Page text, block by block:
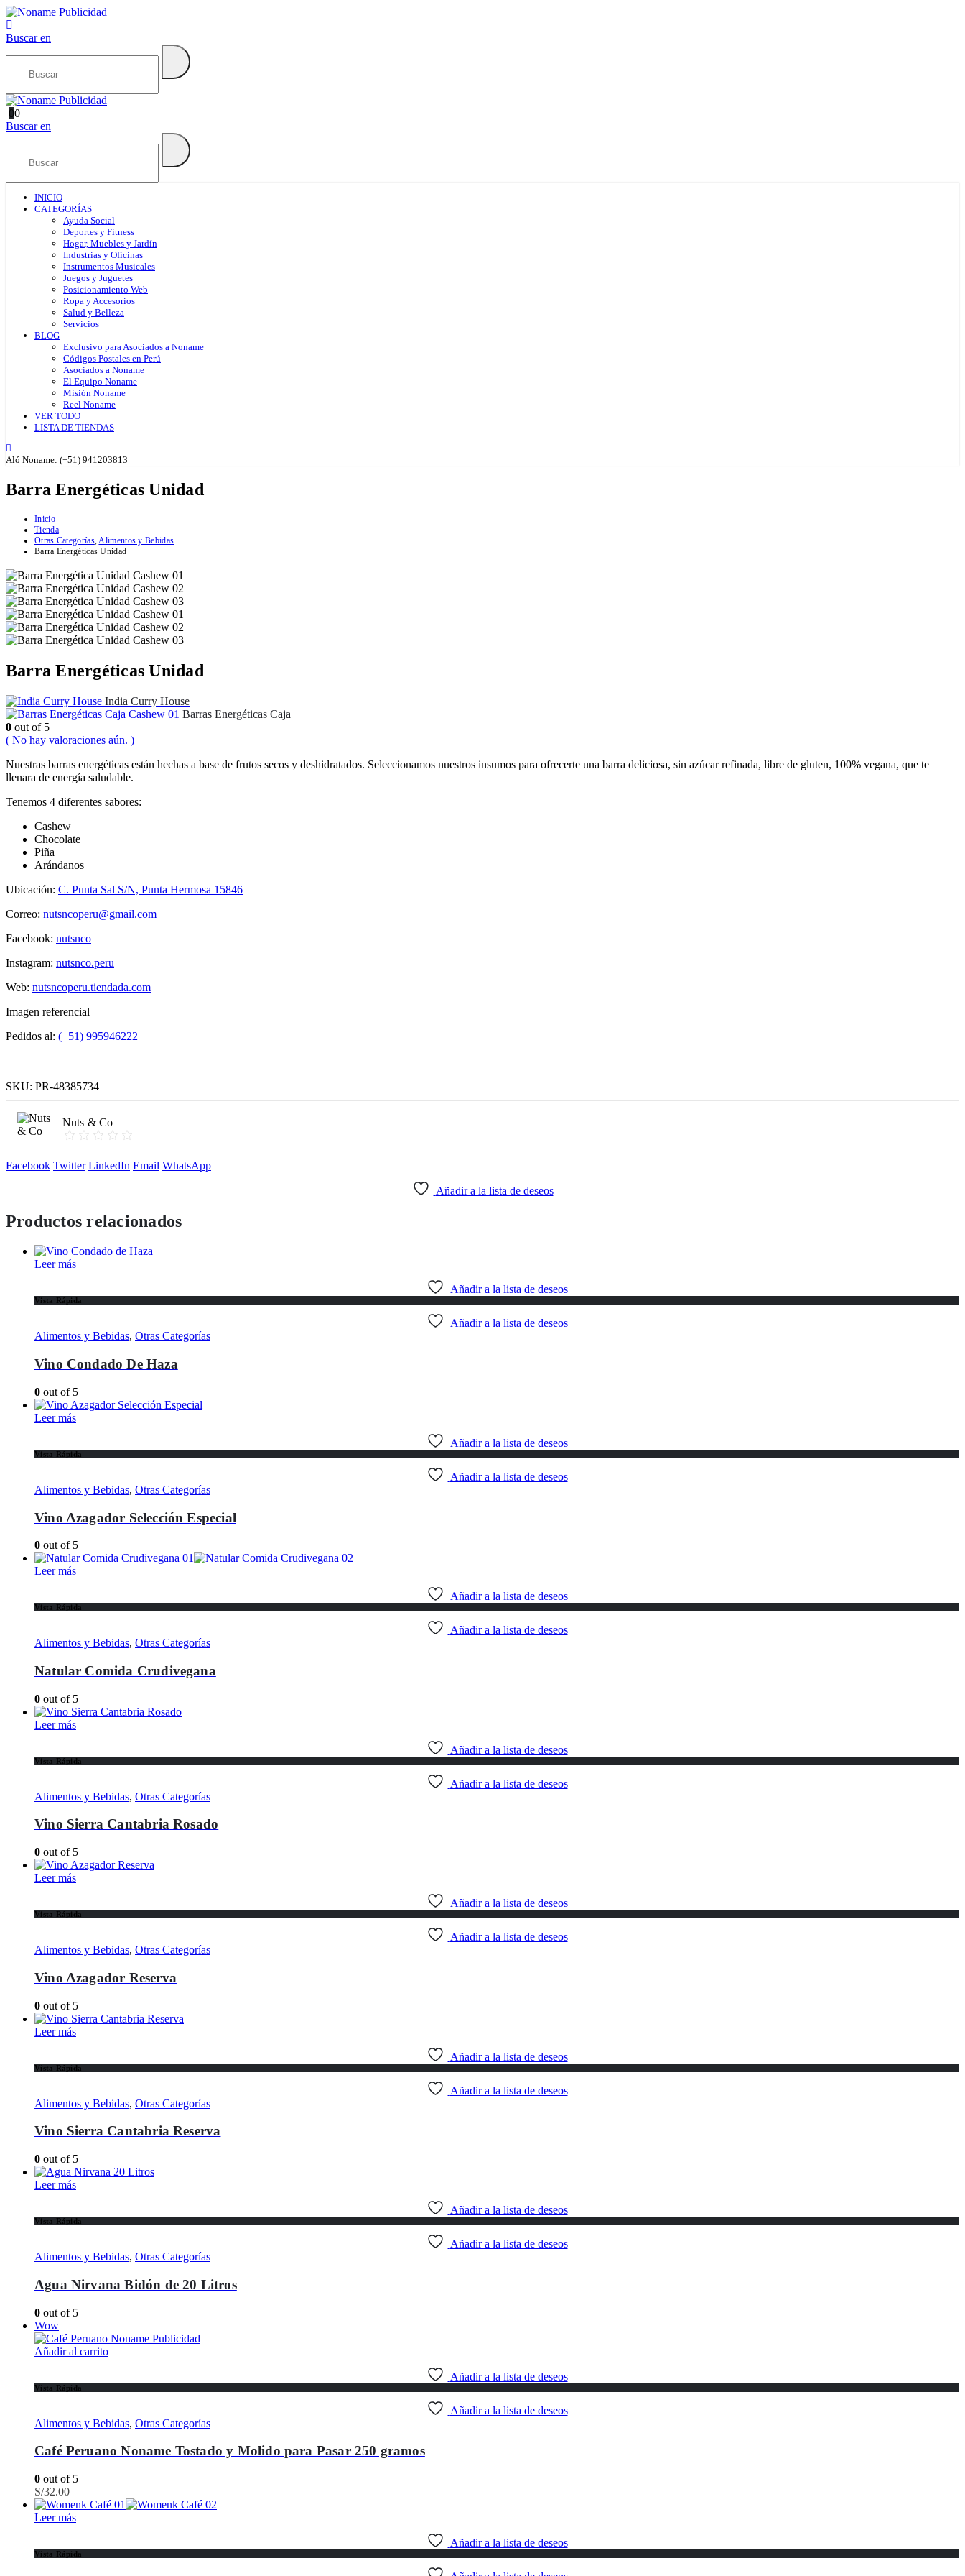
Buscar en
00
Buscar en
INICIO
CATEGORÍAS
Ayuda Social
Deportes y Fitness
Hogar, Muebles y Jardín
Industrias y Oficinas
Instrumentos Musicales
Juegos y Juguetes
Posicionamiento Web
Ropa y Accesorios
Salud y Belleza
Servicios
BLOG
Exclusivo para Asociados a Noname
Códigos Postales en Perú
Asociados a Noname
El Equipo Noname
Misión Noname
Reel Noname
VER TODO
LISTA DE TIENDAS
Aló Noname: (+51) 941203813
Barra Energéticas Unidad
Inicio
Tienda
Otras Categorías,Alimentos y Bebidas
Barra Energéticas Unidad
Barra Energéticas Unidad
India Curry House
Barras Energéticas Caja
0 out of 5
( No hay valoraciones aún. )
Nuestras barras energéticas están hechas a base de frutos secos y deshidratados. Seleccionamos nuestros insumos para ofrecerte una barra deliciosa, sin azúcar refinada, libre de gluten, 100% vegana, que te
llenara de energía saludable.
Tenemos 4 diferentes sabores:
Cashew
Chocolate
Piña
Arándanos
Ubicación: C. Punta Sal S/N, Punta Hermosa 15846
Correo: nutsncoperu@gmail.com
Facebook: nutsnco
Instagram: nutsnco.peru
Web: nutsncoperu.tiendada.com
Imagen referencial
Pedidos al: (+51) 995946222
SKU: PR-48385734
Nuts & Co
Facebook Twitter LinkedIn Email WhatsApp
Añadir a la lista de deseos
Productos relacionados
Leer más
Añadir a la lista de deseos
Vista Rápida
Añadir a la lista de deseos
Alimentos y Bebidas, Otras Categorías
Vino Condado De Haza
0 out of 5
Leer más
Añadir a la lista de deseos
Vista Rápida
Añadir a la lista de deseos
Alimentos y Bebidas, Otras Categorías
Vino Azagador Selección Especial
0 out of 5
Leer más
Añadir a la lista de deseos
Vista Rápida
Añadir a la lista de deseos
Alimentos y Bebidas, Otras Categorías
Natular Comida Crudivegana
0 out of 5
Leer más
Añadir a la lista de deseos
Vista Rápida
Añadir a la lista de deseos
Alimentos y Bebidas, Otras Categorías
Vino Sierra Cantabria Rosado
0 out of 5
Leer más
Añadir a la lista de deseos
Vista Rápida
Añadir a la lista de deseos
Alimentos y Bebidas, Otras Categorías
Vino Azagador Reserva
0 out of 5
Leer más
Añadir a la lista de deseos
Vista Rápida
Añadir a la lista de deseos
Alimentos y Bebidas, Otras Categorías
Vino Sierra Cantabria Reserva
0 out of 5
Leer más
Añadir a la lista de deseos
Vista Rápida
Añadir a la lista de deseos
Alimentos y Bebidas, Otras Categorías
Agua Nirvana Bidón de 20 Litros
0 out of 5
Wow
Añadir al carrito
Añadir a la lista de deseos
Vista Rápida
Añadir a la lista de deseos
Alimentos y Bebidas, Otras Categorías
Café Peruano Noname Tostado y Molido para Pasar 250 gramos
0 out of 5
S/32.00
Leer más
Añadir a la lista de deseos
Vista Rápida